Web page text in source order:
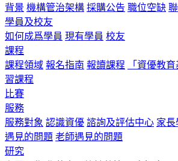
背景 機構管治架構 採購公告 職位空缺
學員及校友
如何成爲學員 現有學員 校友
課程
課程領域 報名指南 報讀課程
「資優教
習課程
比賽
服務
服務對象 認識資優 諮詢及評估中心 家長
遇見的問題 老師遇見的問題
研究